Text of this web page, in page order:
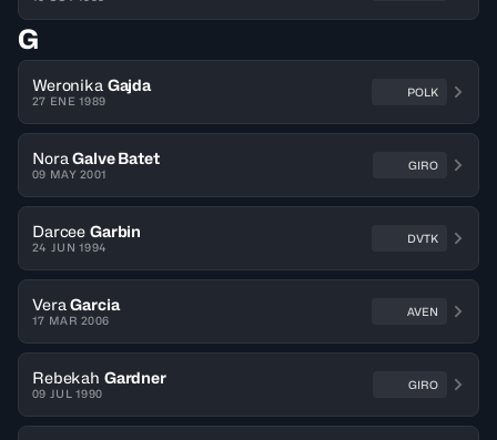
G
Weronika Gajda
27 ENE 1989
POLK
Nora Galve Batet
09 MAY 2001
GIRO
Darcee Garbin
24 JUN 1994
DVTK
Vera Garcia
17 MAR 2006
AVEN
Rebekah Gardner
09 JUL 1990
GIRO